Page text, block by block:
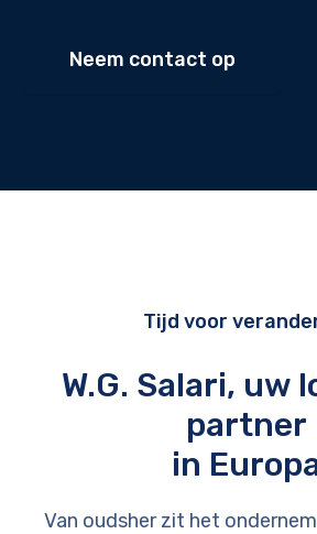
Neem contact op
Tijd voor
W.G. Salari, uw
partner
in
Van oudsher zit het